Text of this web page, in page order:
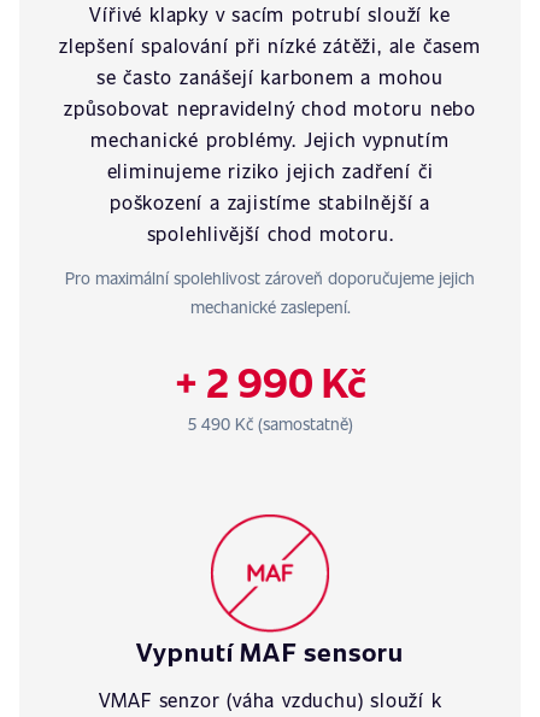
Vířivé klapky v sacím potrubí slouží ke
zlepšení spalování při nízké zátěži, ale časem
se často zanášejí karbonem a mohou
způsobovat nepravidelný chod motoru nebo
mechanické problémy. Jejich vypnutím
eliminujeme riziko jejich zadření či
poškození a zajistíme stabilnější a
spolehlivější chod motoru.
Pro maximální spolehlivost zároveň doporučujeme jejich
mechanické zaslepení.
+ 2 990 Kč
5 490 Kč (samostatně)
Vypnutí MAF sensoru
VMAF senzor (váha vzduchu) slouží k